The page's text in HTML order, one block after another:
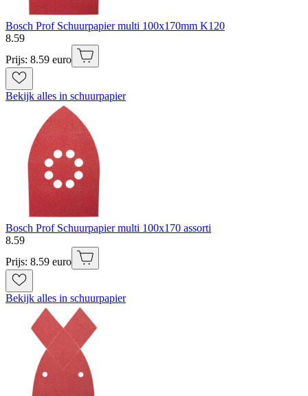
Bosch Prof Schuurpapier multi 100x170mm K120
8.59
Prijs: 8.59 euro
Bekijk alles in schuurpapier
Bosch Prof Schuurpapier multi 100x170 assorti
8.59
Prijs: 8.59 euro
Bekijk alles in schuurpapier